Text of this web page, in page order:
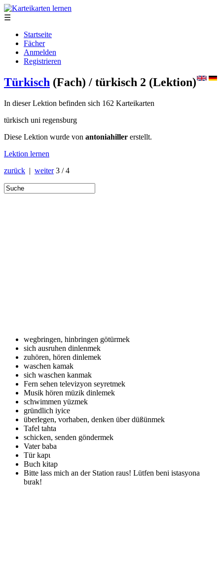
☰
Startseite
Fächer
Anmelden
Registrieren
Türkisch (Fach) / türkisch 2 (Lektion)
In dieser Lektion befinden sich 162 Karteikarten
türkisch uni regensburg
Diese Lektion wurde von antoniahiller erstellt.
Lektion lernen
zurück | weiter 3 / 4
wegbringen, hinbringen götürmek
sich ausruhen dinlenmek
zuhören, hören dinlemek
waschen kamak
sich waschen kanmak
Fern sehen televizyon seyretmek
Musik hören müzik dinlemek
schwimmen yüzmek
gründlich iyice
überlegen, vorhaben, denken überdüßünmek
Tafel tahta
schicken, senden göndermek
Vaterbaba
Türkapι
Buch kitap
Bitte lass mich an der Station raus! Lütfen beni istasyona
bιrak!